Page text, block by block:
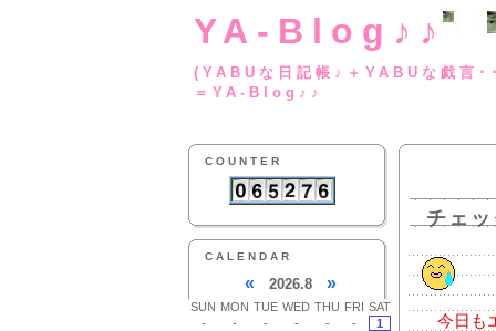
YA-Blog♪♪
(YABUな日記帳♪
＝YA-Blog♪♪
COUNTER
CALENDAR
« 2026.8 »
SUN MON TUE WED THU FRI SAT
-
- - - - -
1
チェ
今日も